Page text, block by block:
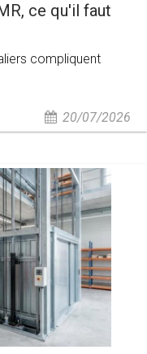
ce qu'il faut
compliquent
20/07/2026